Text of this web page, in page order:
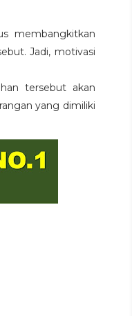
membangkitkan
Jadi, motivasi
tersebut akan
yang dimiliki